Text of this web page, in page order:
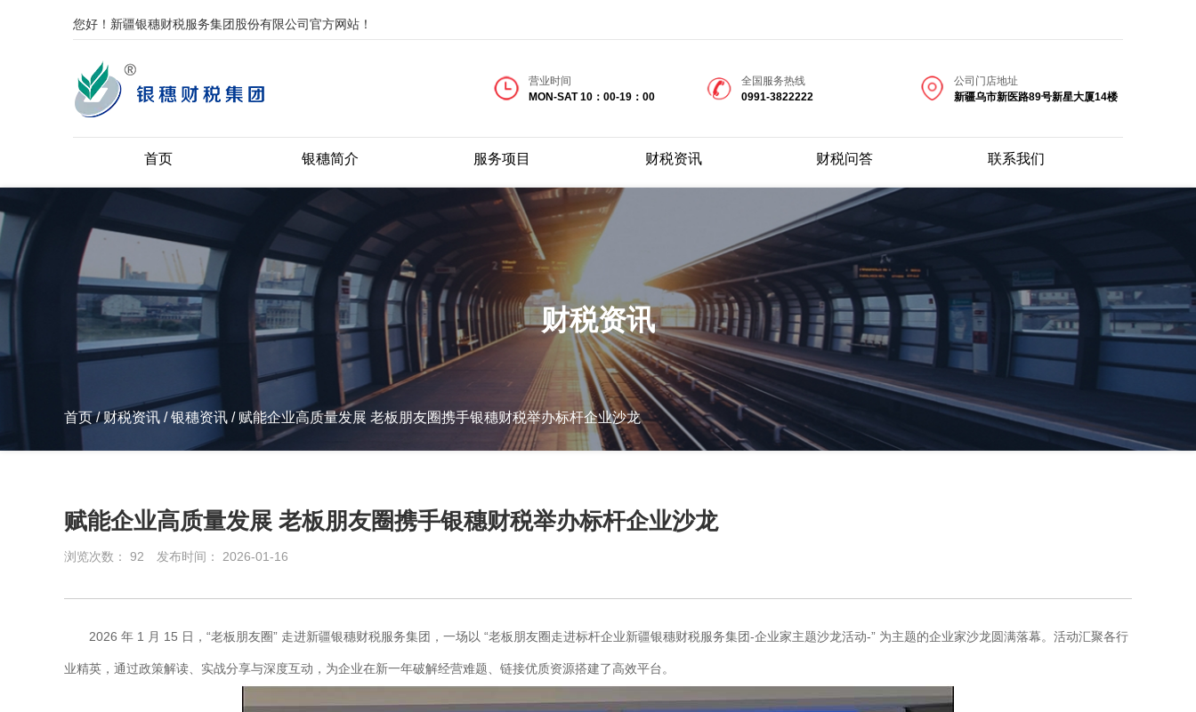
您好！新疆银穗财税服务集团股份有限公司官方网站！
营业时间
MON-SAT 10：00-19：00
全国服务热线
0991-3822222
公司门店地址
新疆乌市新医路89号新星大厦14楼
首页 银穗简介 服务项目 财税资讯 财税问答 联系我们
财税资讯
首页/财税资讯 /银穗资讯 / 赋能企业高质量发展 老板朋友圈携手银穗财税举办标杆企业沙龙
赋能企业高质量发展 老板朋友圈携手银穗财税举办标杆企业沙龙
浏览次数： 92 发布时间： 2026-01-16
2026 年 1 月 15 日，“老板朋友圈” 走进新疆银穗财税服务集团，一场以 “老板朋友圈走进标杆企业新疆银穗财税服务集团-企业家主题沙龙活动-” 为主题的企业家沙龙圆满落幕。活动汇聚各行
业精英，通过政策解读、实战分享与深度互动，为企业在新一年破解经营难题、链接优质资源搭建了高效平台。